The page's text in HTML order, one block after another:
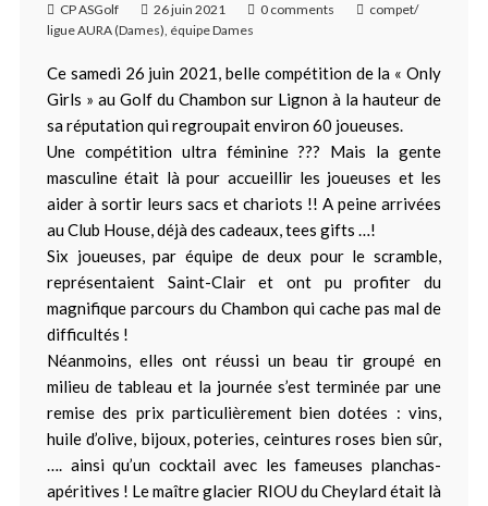
CP ASGolf 26 juin 2021 0 comments
compet/
ligue AURA (Dames), équipe Dames
Ce samedi 26 juin 2021, belle compétition de la « Only
Girls » au Golf du Chambon sur Lignon à la hauteur de
sa réputation qui regroupait environ 60 joueuses.
Une compétition ultra féminine ??? Mais la gente
masculine était là pour accueillir les joueuses et les
aider à sortir leurs sacs et chariots !! A peine arrivées
au Club House, déjà des cadeaux, tees gifts …!
Six joueuses, par équipe de deux pour le scramble,
représentaient Saint-Clair et ont pu profiter du
magnifique parcours du Chambon qui cache pas mal de
difficultés !
Néanmoins, elles ont réussi un beau tir groupé en
milieu de tableau et la journée s’est terminée par une
remise des prix particulièrement bien dotées : vins,
huile d’olive, bijoux, poteries, ceintures roses bien sûr,
…. ainsi qu’un cocktail avec les fameuses planchas-
apéritives ! Le maître glacier RIOU du Cheylard était là